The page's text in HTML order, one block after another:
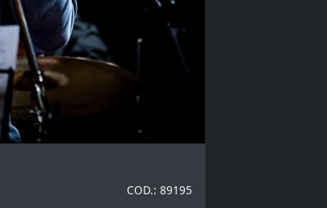
COD.: 89195